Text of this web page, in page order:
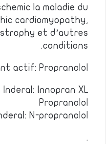
la maladie du
cardiomyopathy,
et d’autres
conditions.
actif: Propranolol
Innopran XL
Propranolol
N-propranolol
.